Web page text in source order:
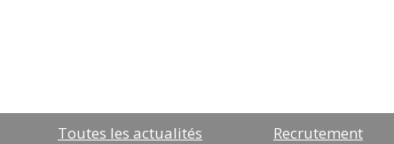
Toutes les actualités Recrutement